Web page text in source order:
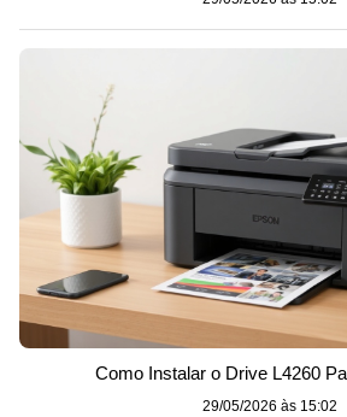
Como Instalar o Drive L4260
29/05/2026 às 15:02